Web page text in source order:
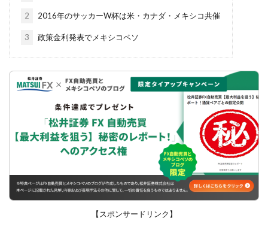
2 2016年のサッカーW杯は米・カナダ・メキシコ共催
3 政策金利発表でメキシコペソ
【スポンサードリンク】